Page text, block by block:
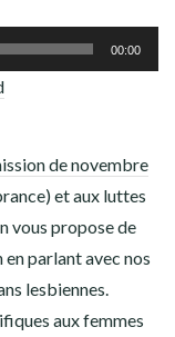
00:00
de novembre
et aux luttes
vous propose de
parlant avec nos
lesbiennes.
aux femmes